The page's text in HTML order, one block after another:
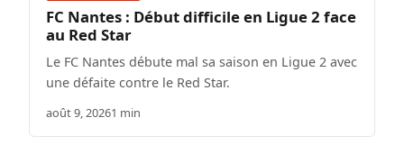
FC Nantes : Début difficile en Ligue 2 face
au Red Star
Le FC Nantes débute mal sa saison en Ligue 2 avec
une défaite contre le Red Star.
août 9, 20261 min